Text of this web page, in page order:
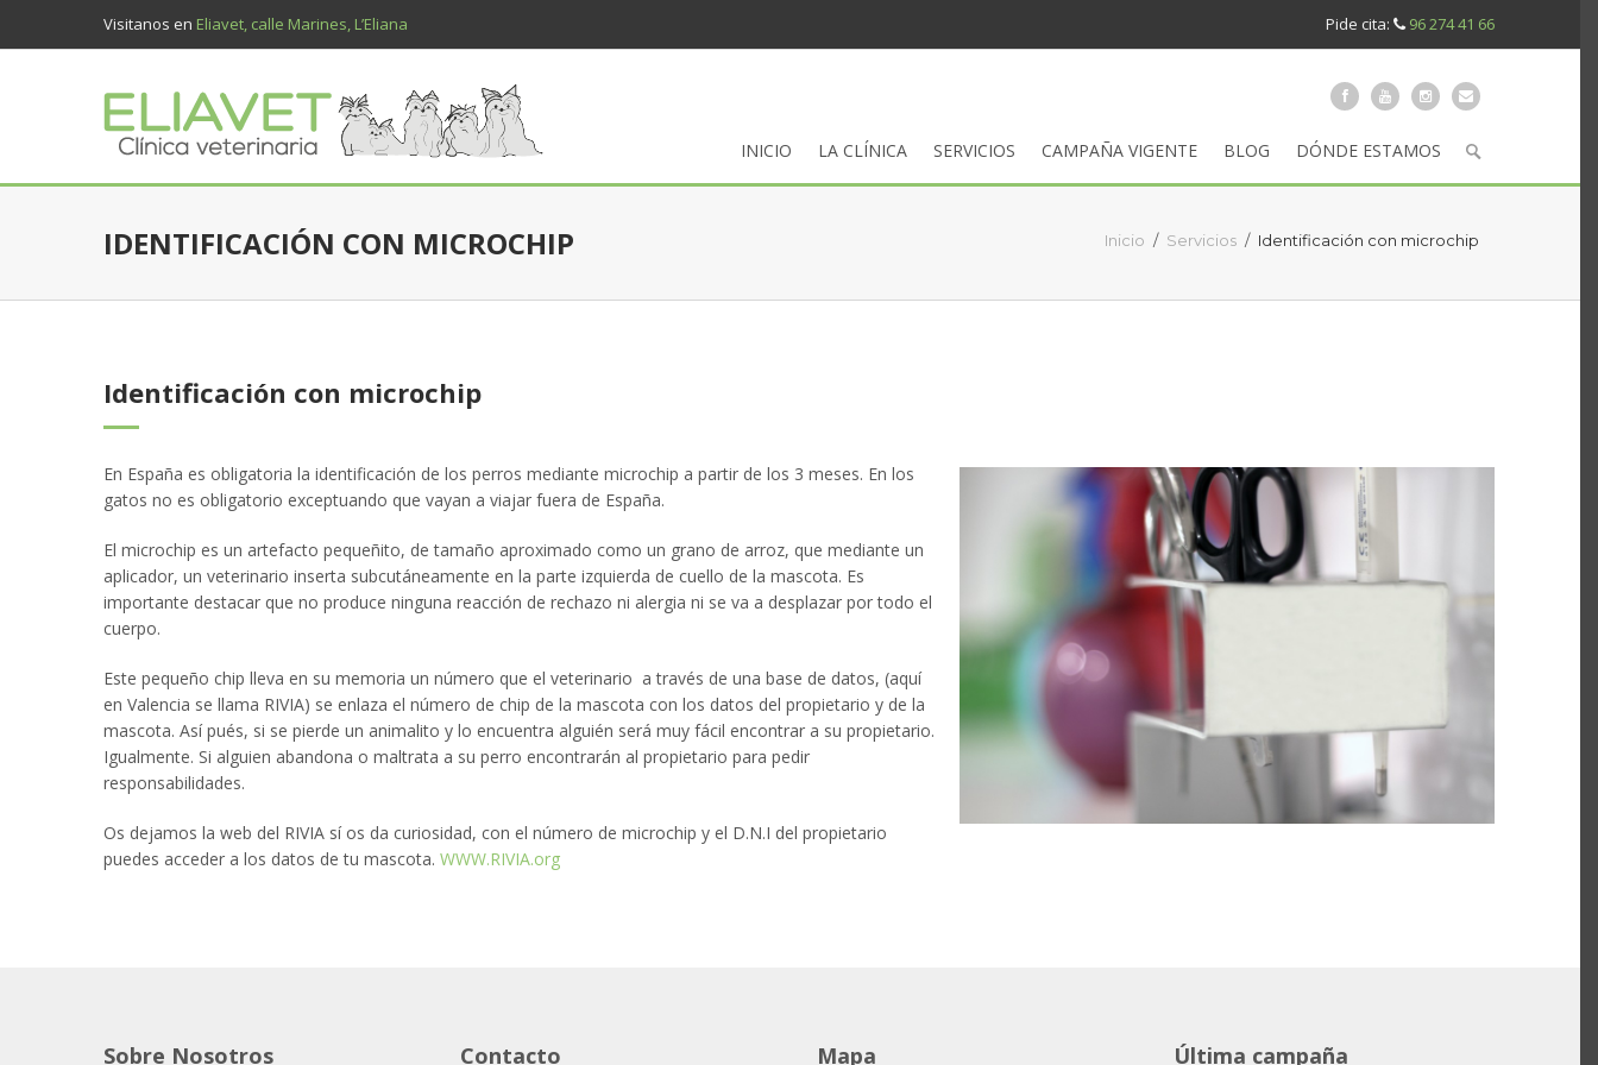
Visitanos en Eliavet, calle Marines, L’Eliana Pide cita: 96 274 41 66
INICIO LA CLÍNICA SERVICIOS CAMPAÑA VIGENTE BLOG DÓNDE ESTAMOS
IDENTIFICACIÓN CON MICROCHIP Inicio / Servicios / Identificación con microchip
Identificación con microchip
En España es obligatoria la identificación de los perros mediante microchip a partir de los 3 meses. En los
gatos no es obligatorio exceptuando que vayan a viajar fuera de España.
El microchip es un artefacto pequeñito, de tamaño aproximado como un grano de arroz, que mediante un
aplicador, un veterinario inserta subcutáneamente en la parte izquierda de cuello de la mascota. Es
importante destacar que no produce ninguna reacción de rechazo ni alergia ni se va a desplazar por todo el
cuerpo.
Este pequeño chip lleva en su memoria un número que el veterinario a través de una base de datos, (aquí
en Valencia se llama RIVIA) se enlaza el número de chip de la mascota con los datos del propietario y de la
mascota. Así pués, si se pierde un animalito y lo encuentra alguién será muy fácil encontrar a su propietario.
Igualmente. Si alguien abandona o maltrata a su perro encontrarán al propietario para pedir
responsabilidades.
Os dejamos la web del RIVIA sí os da curiosidad, con el número de microchip y el D.N.I del propietario
puedes acceder a los datos de tu mascota. WWW.RIVIA.org
Sobre Nosotros Contacto Mapa Última campaña